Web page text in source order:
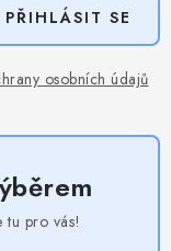
osobních údajů
PŘIHLÁSIT SE
tu pro vás!